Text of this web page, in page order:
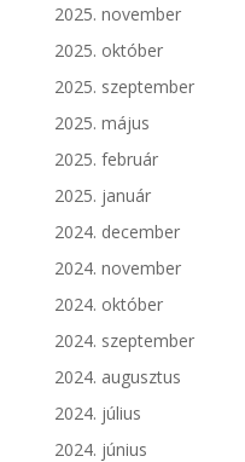
2025. november
2025. október
2025. szeptember
2025. május
2025. február
2025. január
2024. december
2024. november
2024. október
2024. szeptember
2024. augusztus
2024. július
2024. június